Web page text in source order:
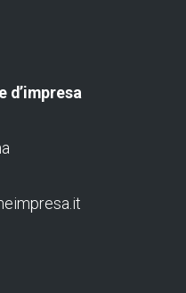
d’impresa